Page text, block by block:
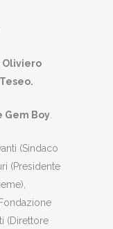
Oliviero
Gem Boy
(Sindaco
(Presidente
(Direttore